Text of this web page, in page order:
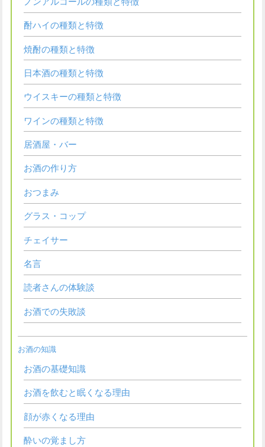
酎ハイの種類と特徴
焼酎の種類と特徴
日本酒の種類と特徴
ウイスキーの種類と特徴
ワインの種類と特徴
居酒屋・バー
お酒の作り方
おつまみ
グラス・コップ
チェイサー
名言
読者さんの体験談
お酒での失敗談
お酒の知識
お酒の基礎知識
お酒を飲むと眠くなる理由
顔が赤くなる理由
酔いの覚まし方